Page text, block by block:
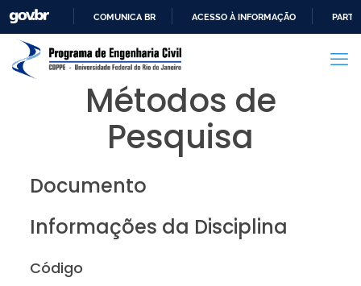
PARA
CONTEÚDO
COMUNICA BR ACESSO À INFORMAÇÃO
Métodos de
Pesquisa
Documento
Informações da Disciplina
Código